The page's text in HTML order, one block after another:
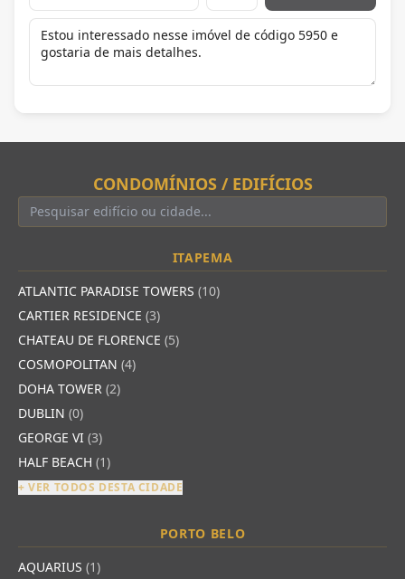
CONDOMÍNIOS / EDIFÍCIOS
ITAPEMA
ATLANTIC PARADISE TOWERS (10)
CARTIER RESIDENCE (3)
CHATEAU DE FLORENCE (5)
COSMOPOLITAN (4)
DOHA TOWER (2)
DUBLIN (0)
GEORGE VI (3)
HALF BEACH (1)
+ VER TODOS DESTA CIDADE
PORTO BELO
AQUARIUS (1)